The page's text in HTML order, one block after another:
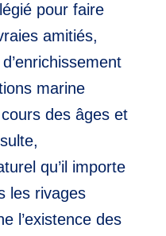
pour faire
amitiés,
marine
des âges et
qu’il importe
les rivages
l’existence des